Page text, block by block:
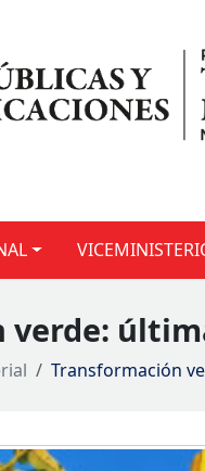
Transformación